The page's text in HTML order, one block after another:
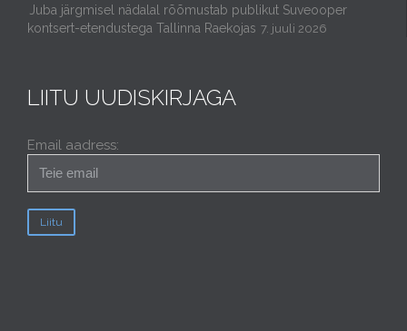
Juba järgmisel nädalal rõõmustab publikut Suveooper
kontsert-etendustega Tallinna Raekojas 7. juuli 2026
LIITU UUDISKIRJAGA
Email aadress: